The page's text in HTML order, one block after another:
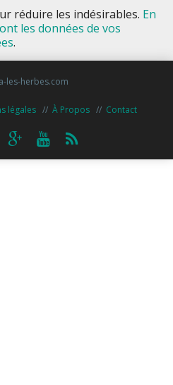
réduire les indésirables. En
les données de vos
.
les-herbes.com
légales À Propos Contact